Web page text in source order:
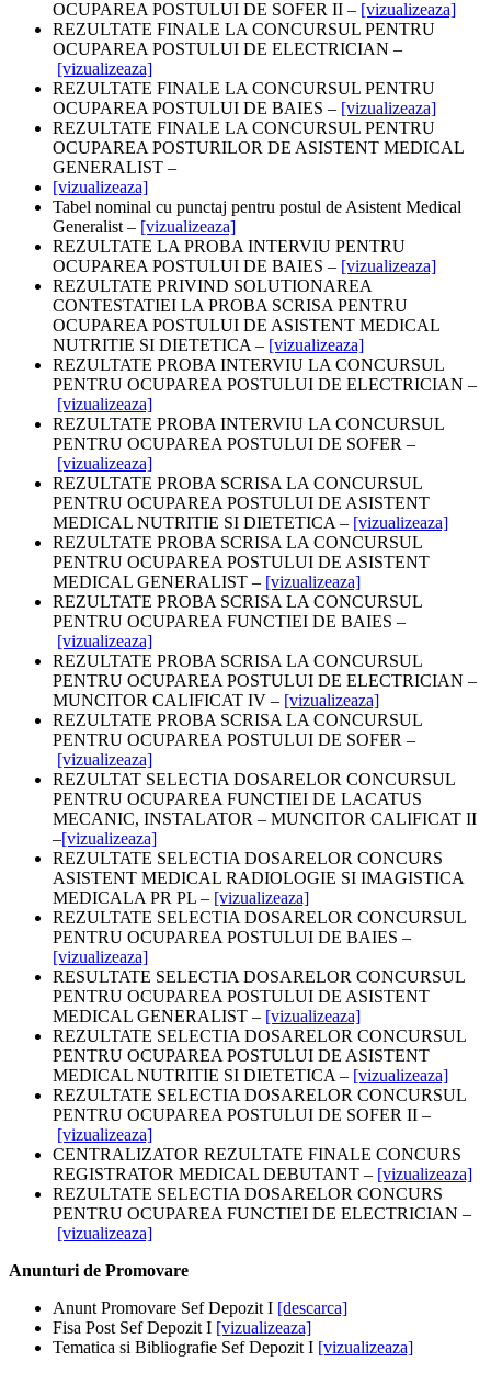
OCUPAREA POSTULUI DE SOFER II – [vizualizeaza]
REZULTATE FINALE LA CONCURSUL PENTRU
OCUPAREA POSTULUI DE ELECTRICIAN –
[vizualizeaza]
REZULTATE FINALE LA CONCURSUL PENTRU
OCUPAREA POSTULUI DE BAIES – [vizualizeaza]
REZULTATE FINALE LA CONCURSUL PENTRU
OCUPAREA POSTURILOR DE ASISTENT MEDICAL
GENERALIST –
[vizualizeaza]
Tabel nominal cu punctaj pentru postul de Asistent Medical
Generalist – [vizualizeaza]
REZULTATE LA PROBA INTERVIU PENTRU
OCUPAREA POSTULUI DE BAIES – [vizualizeaza]
REZULTATE PRIVIND SOLUTIONAREA
CONTESTATIEI LA PROBA SCRISA PENTRU
OCUPAREA POSTULUI DE ASISTENT MEDICAL
NUTRITIE SI DIETETICA – [vizualizeaza]
REZULTATE PROBA INTERVIU LA CONCURSUL
PENTRU OCUPAREA POSTULUI DE ELECTRICIAN –
[vizualizeaza]
REZULTATE PROBA INTERVIU LA CONCURSUL
PENTRU OCUPAREA POSTULUI DE SOFER –
[vizualizeaza]
REZULTATE PROBA SCRISA LA CONCURSUL
PENTRU OCUPAREA POSTULUI DE ASISTENT
MEDICAL NUTRITIE SI DIETETICA – [vizualizeaza]
REZULTATE PROBA SCRISA LA CONCURSUL
PENTRU OCUPAREA POSTULUI DE ASISTENT
MEDICAL GENERALIST – [vizualizeaza]
REZULTATE PROBA SCRISA LA CONCURSUL
PENTRU OCUPAREA FUNCTIEI DE BAIES –
[vizualizeaza]
REZULTATE PROBA SCRISA LA CONCURSUL
PENTRU OCUPAREA POSTULUI DE ELECTRICIAN –
MUNCITOR CALIFICAT IV – [vizualizeaza]
REZULTATE PROBA SCRISA LA CONCURSUL
PENTRU OCUPAREA POSTULUI DE SOFER –
[vizualizeaza]
REZULTAT SELECTIA DOSARELOR CONCURSUL
PENTRU OCUPAREA FUNCTIEI DE LACATUS
MECANIC, INSTALATOR – MUNCITOR CALIFICAT II
–[vizualizeaza]
REZULTATE SELECTIA DOSARELOR CONCURS
ASISTENT MEDICAL RADIOLOGIE SI IMAGISTICA
MEDICALA PR PL – [vizualizeaza]
REZULTATE SELECTIA DOSARELOR CONCURSUL
PENTRU OCUPAREA POSTULUI DE BAIES –
[vizualizeaza]
RESULTATE SELECTIA DOSARELOR CONCURSUL
PENTRU OCUPAREA POSTULUI DE ASISTENT
MEDICAL GENERALIST – [vizualizeaza]
REZULTATE SELECTIA DOSARELOR CONCURSUL
PENTRU OCUPAREA POSTULUI DE ASISTENT
MEDICAL NUTRITIE SI DIETETICA – [vizualizeaza]
REZULTATE SELECTIA DOSARELOR CONCURSUL
PENTRU OCUPAREA POSTULUI DE SOFER II –
[vizualizeaza]
CENTRALIZATOR REZULTATE FINALE CONCURS
REGISTRATOR MEDICAL DEBUTANT – [vizualizeaza]
REZULTATE SELECTIA DOSARELOR CONCURS
PENTRU OCUPAREA FUNCTIEI DE ELECTRICIAN –
[vizualizeaza]
Anunturi de Promovare
Anunt Promovare Sef Depozit I [descarca]
Fisa Post Sef Depozit I [vizualizeaza]
Tematica si Bibliografie Sef Depozit I [vizualizeaza]